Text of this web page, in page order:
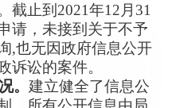
截止到2021年12月31
请，未接到关于不予
,也无因政府信息公开
诉讼的案件。
。 建立健全了信息公